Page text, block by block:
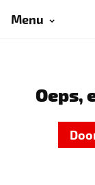
Menu
Oeps,